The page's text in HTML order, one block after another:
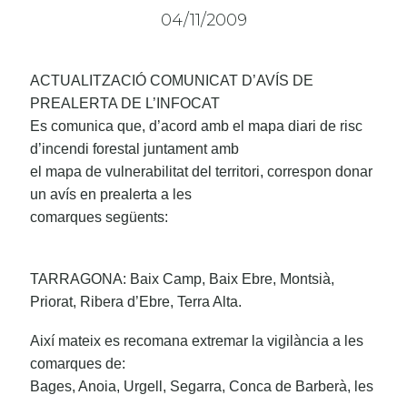
04/11/2009
ACTUALITZACIÓ COMUNICAT D’AVÍS DE
PREALERTA DE L’INFOCAT
Es comunica que, d’acord amb el mapa diari de risc
d’incendi forestal juntament amb
el mapa de vulnerabilitat del territori, correspon donar
un avís en prealerta a les
comarques següents:
TARRAGONA: Baix Camp, Baix Ebre, Montsià,
Priorat, Ribera d’Ebre, Terra Alta.
Així mateix es recomana extremar la vigilància a les
comarques de:
Bages, Anoia, Urgell, Segarra, Conca de Barberà, les